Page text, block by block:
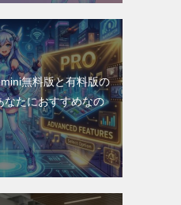
無料版と有料版の
なたにおすすめなの